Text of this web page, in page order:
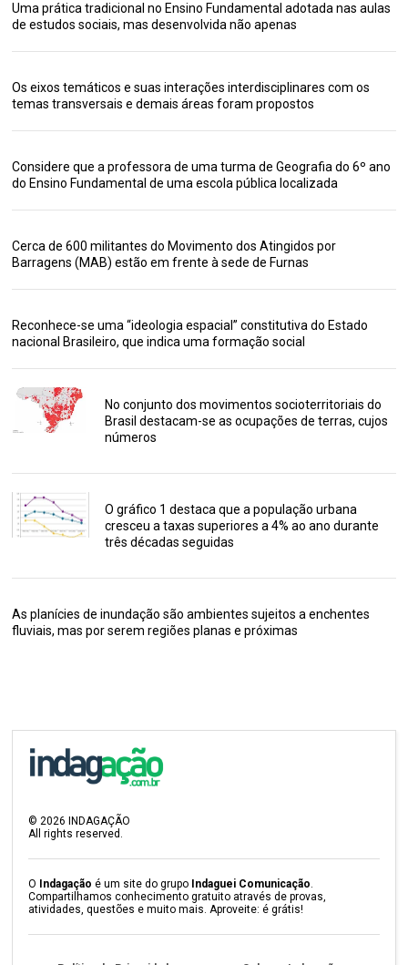
Uma prática tradicional no Ensino Fundamental adotada nas aulas
de estudos sociais, mas desenvolvida não apenas
Os eixos temáticos e suas interações interdisciplinares com os
temas transversais e demais áreas foram propostos
Considere que a professora de uma turma de Geografia do 6º ano
do Ensino Fundamental de uma escola pública localizada
Cerca de 600 militantes do Movimento dos Atingidos por
Barragens (MAB) estão em frente à sede de Furnas
Reconhece-se uma “ideologia espacial” constitutiva do Estado
nacional Brasileiro, que indica uma formação social
No conjunto dos movimentos socioterritoriais do
Brasil destacam-se as ocupações de terras, cujos
números
O gráfico 1 destaca que a população urbana
cresceu a taxas superiores a 4% ao ano durante
três décadas seguidas
As planícies de inundação são ambientes sujeitos a enchentes
fluviais, mas por serem regiões planas e próximas
©2026 INDAGAÇÃO
All rights reserved.
O Indagação é um site do grupo Indaguei Comunicação.
Compartilhamos conhecimento gratuito através de provas,
atividades, questões e muito mais. Aproveite: é grátis!